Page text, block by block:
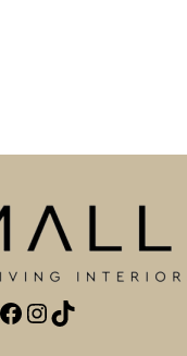
Facebook
Instagram
TikTok